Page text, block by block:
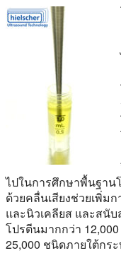
ไปในการศึกษาพื้นฐาน
ด้วยคลื่นเสียงช่วยเพิ่ม
และนิวเคลียส และสนั
โปรตีนมากกว่า
25,000 ชนิดภายใต้กร